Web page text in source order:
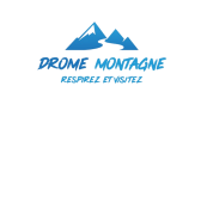
contenu